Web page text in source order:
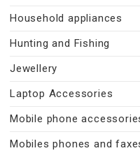
Household appliances
Hunting and Fishing
Jewellery
Laptop Accessories
Mobile phone
Mobiles phones and